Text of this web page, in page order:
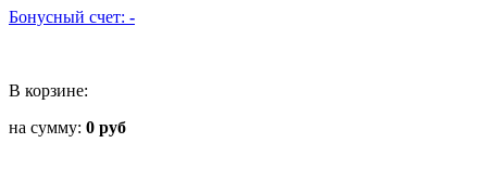
Бонусный счет: -
В корзине:
на сумму: 0 руб